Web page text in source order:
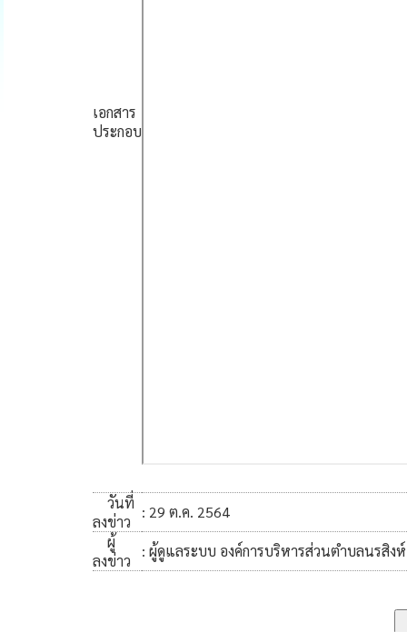
เอกสาร
ประกอบ
วันที่
ลงข่าว
: 29 ต.ค. 2564
ผู้
ลงข่าว
: ผู้ดูแลระบบ องค์การบริหารส่วนตำบลนรสิงห์